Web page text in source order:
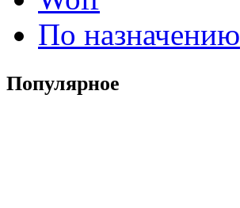
По назначению
Популярное